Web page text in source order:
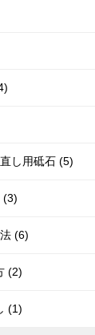
し用砥石 (5)
(3)
(6)
(2)
(1)